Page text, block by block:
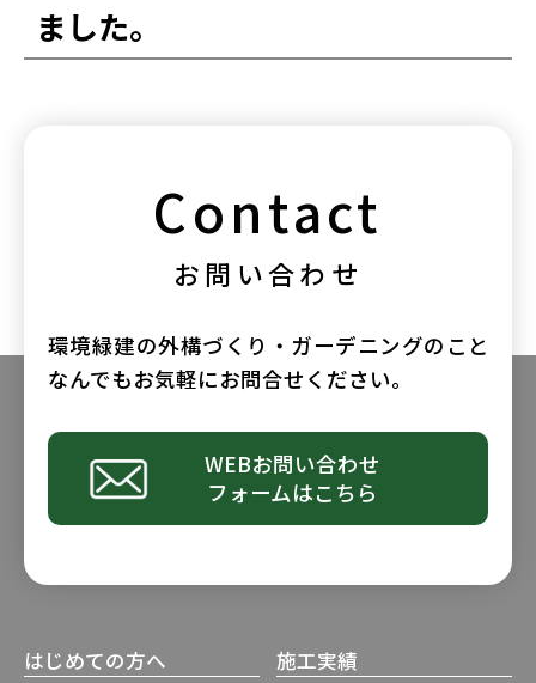
会社概要
ました。
Contact
お問い合わせ
環境緑建の外構づくり・ガーデニングのこと
なんでもお気軽にお問合せください。
WEBお問い合わせ
フォームはこちら
はじめての方へ 施工実績